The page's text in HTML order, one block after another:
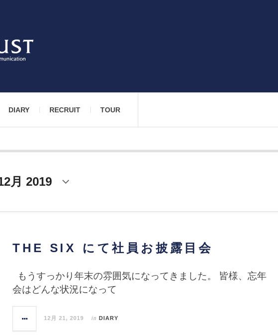
DIARY RECRUIT TOUR
月 2019
THE SIX にて社員お披露目会
もうすっかり年末の雰囲気になってきました。 皆様、忘年
会はどんな状況になって
12月 21, 2019 in DIARY